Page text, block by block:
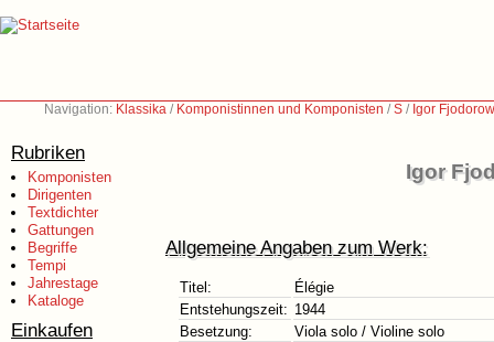
Navigation: Klassika / Komponistinnen und Komponisten /S / Igor
Rubriken
Komponisten
Dirigenten
Textdichter
Gattungen
Begriffe
Tempi
Jahrestage
Kataloge
Einkaufen
Igor
Allgemeine Angaben zum Werk:
Titel:
Élégie
Entstehungszeit: 1944
Besetzung:
Viola solo / Violine solo